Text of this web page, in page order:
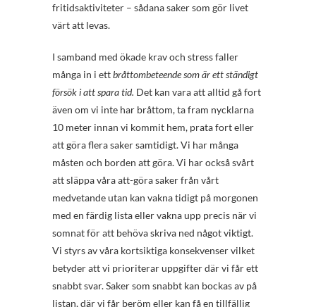
fritidsaktiviteter – sådana saker som gör livet
värt att levas.
I samband med ökade krav och stress faller
många in i ettbråttombeteende som är ett ständigt
försök i att spara tid. Det kan vara att alltid gå fort
även om vi inte har bråttom, ta fram nycklarna
10 meter innan vi kommit hem, prata fort eller
att göra flera saker samtidigt. Vi har många
måsten och borden att göra. Vi har också svårt
att släppa våra att-göra saker från vårt
medvetande utan kan vakna tidigt på morgonen
med en färdig lista eller vakna upp precis när vi
somnat för att behöva skriva ned något viktigt.
Vi styrs av våra kortsiktiga konsekvenser vilket
betyder att vi prioriterar uppgifter där vi får ett
snabbt svar. Saker som snabbt kan bockas av på
listan, där vi får beröm eller kan få en tillfällig